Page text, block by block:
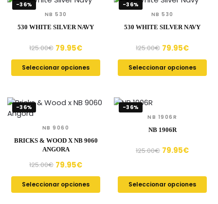
-36%
NB 530
530 WHITE SILVER NAVY
125.00€ 79.95€
Seleccionar opciones
-36%
NB 530
530 WHITE SILVER NAVY
125.00€ 79.95€
Seleccionar opciones
-36%
NB 9060
BRICKS & WOOD X NB 9060
ANGORA
125.00€ 79.95€
Seleccionar opciones
-36%
NB 1906R
NB 1906R
125.00€ 79.95€
Seleccionar opciones